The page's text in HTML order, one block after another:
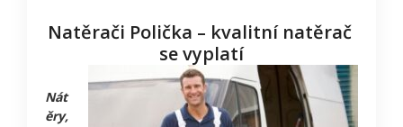
Natěrači Polička – kvalitní natěrač
se vyplatí
Nát
ěry,